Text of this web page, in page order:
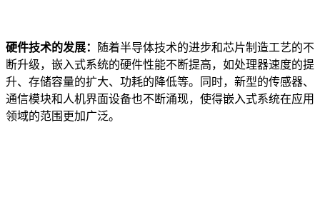
硬件技术的发展：
随着半导体技术的进步和芯片制造工艺的不
断升级，嵌入式系统的硬件性能不断提高，如处理器速度的提
升、存储容量的扩大、功耗的降低等。同时，新型的传感器、
通信模块和人机界面设备也不断涌现，使得嵌入式系统在应用
领域的范围更加广泛。